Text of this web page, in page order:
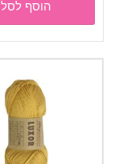
הוסף לסל